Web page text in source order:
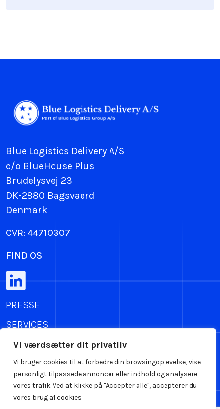
Vi værdsætter dit privatliv
Vi bruger cookies til at forbedre din browsingoplevelse, vise
personligt tilpassede annoncer eller indhold og analysere
vores trafik. Ved at klikke på "Accepter alle", accepterer du
vores brug af cookies.
Blue Logistics Delivery A/S
c/o BlueHouse Plus
Brudelysvej 23
DK-2880 Bagsvaerd
Denmark
CVR: 44710307
FIND OS
PRESSE
SERVICES
PRIVATLIVSPOLITIK
salg@bluelogdelivery.dk
+45 3131 4622